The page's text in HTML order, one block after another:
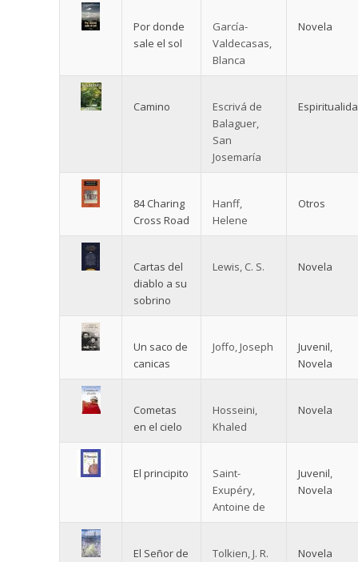
Por donde
sale el sol
García-
Valdecasas,
Blanca
Novela
Camino
Escrivá de
Balaguer,
San
Josemaría
84 Charing
Cross Road
Hanff,
Helene
Otros
Cartas del
diablo a su
sobrino
Lewis, C. S. Novela
Un saco de
canicas
Joffo, Joseph Juvenil,
Novela
Cometas
en el cielo
Hosseini,
Khaled
Novela
El principito
Saint-
Exupéry,
Antoine de
Juvenil,
Novela
El Señor de
Tolkien, J. R.
Novela